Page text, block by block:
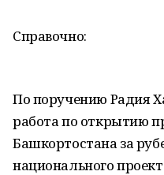
Справочно:
По поручению Радия
работа по открытию
Башкортостана за
национального